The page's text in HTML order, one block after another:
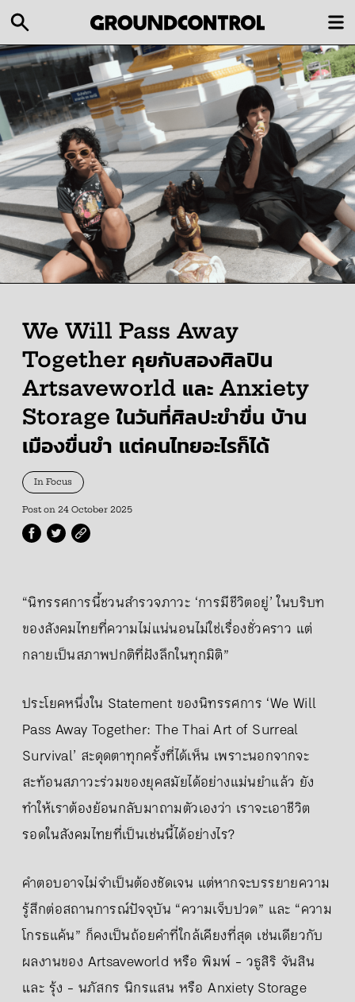
We Will Pass Away
Together คุยกับสองศิลปิน
Artsaveworld และ Anxiety
Storage ในวันที่ศิลปะขำขื่น บ้าน
เมืองขื่นขำ แต่คนไทยอะไรก็ได้
In Focus
Post on 24 October 2025
“นิทรรศการนี้ชวนสำรวจภาวะ ‘การมีชีวิตอยู่’ ในบริบท
ของสังคมไทยที่ความไม่แน่นอนไม่ใช่เรื่องชั่วคราว แต่
กลายเป็นสภาพปกติที่ฝังลึกในทุกมิติ”
ประโยคหนึ่งใน Statement ของนิทรรศการ ‘We Will
Pass Away Together: The Thai Art of Surreal
Survival’ สะดุดตาทุกครั้งที่ได้เห็น เพราะนอกจากจะ
สะท้อนสภาวะร่วมของยุคสมัยได้อย่างแม่นยำแล้ว ยัง
ทำให้เราต้องย้อนกลับมาถามตัวเองว่า เราจะเอาชีวิต
รอดในสังคมไทยที่เป็นเช่นนี้ได้อย่างไร?
คำตอบอาจไม่จำเป็นต้องชัดเจน แต่หากจะบรรยายความ
รู้สึกต่อสถานการณ์ปัจจุบัน “ความเจ็บปวด” และ “ความ
โกรธแค้น” ก็คงเป็นถ้อยคำที่ใกล้เคียงที่สุด เช่นเดียวกับ
ผลงานของ Artsaveworld หรือ พิมพ์ - วธูสิริ จันสิน
และ รุ้ง - นภัสกร นิกรแสน หรือ Anxiety Storage